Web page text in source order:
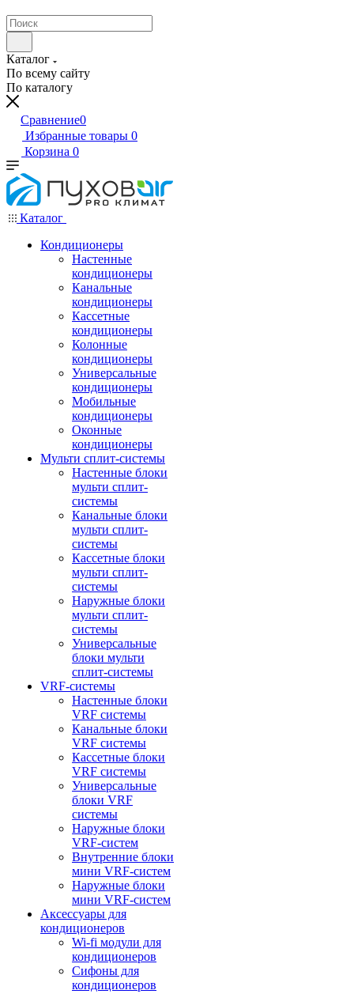
Каталог
По всему сайту
По каталогу
Сравнение0
Избранные товары 0
Корзина 0
Каталог
Кондиционеры
Настенные
кондиционеры
Канальные
кондиционеры
Кассетные
кондиционеры
Колонные
кондиционеры
Универсальные
кондиционеры
Мобильные
кондиционеры
Оконные
кондиционеры
Мульти сплит-системы
Настенные блоки
мульти сплит-
системы
Канальные блоки
мульти сплит-
системы
Кассетные блоки
мульти сплит-
системы
Наружные блоки
мульти сплит-
системы
Универсальные
блоки мульти
сплит-системы
VRF-системы
Настенные блоки
VRF системы
Канальные блоки
VRF системы
Кассетные блоки
VRF системы
Универсальные
блоки VRF
системы
Наружные блоки
VRF-систем
Внутренние блоки
мини VRF-систем
Наружные блоки
мини VRF-систем
Аксессуары для
кондиционеров
Wi-fi модули для
кондиционеров
Сифоны для
кондиционеров